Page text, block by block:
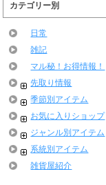
カテゴリー別
日常
雑記
マル秘！お得情報！
先取り情報
季節別アイテム
お気に入りショップ
ジャンル別アイテム
系統別アイテム
雑貨屋紹介